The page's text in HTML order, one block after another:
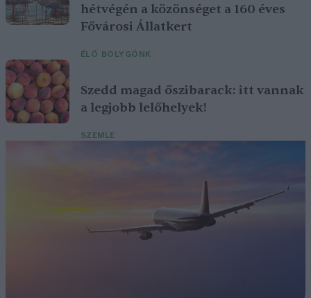
hétvégén a közönséget a 160 éves
Fővárosi Állatkert
ÉLŐ BOLYGÓNK
Szedd magad őszibarack: itt vannak
a legjobb lelőhelyek!
SZEMLE